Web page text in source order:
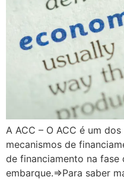
A ACC – O ACC é um
mecanismos de
de financiamento na
embarque.=>Para saber